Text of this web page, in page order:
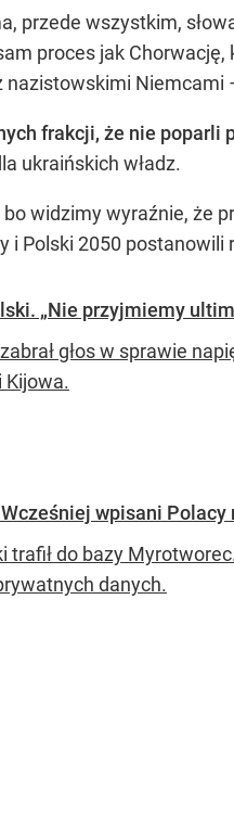
przede wszystkim,
proces jak
Niemcami
frakcji, że nie poparli
ukraińskich władz.
widzimy wyraźnie, że
i Polski 2050
„Nie przyjmiemy
głos w sprawie
Kijowa.
wpisani Polacy
trafił do bazy
danych.